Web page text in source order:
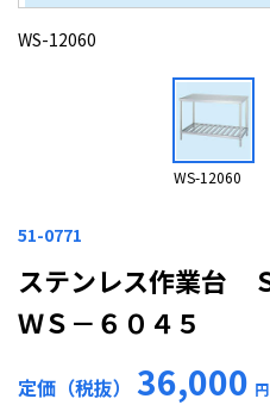
WS-12060
WS-12060
51-0771
ステンレス作業台
ＷＳ－６０４５
定価（税抜） 36,000 円